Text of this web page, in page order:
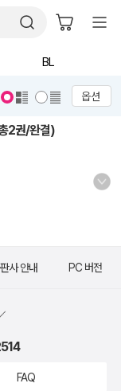
BL
옵션
2권/완결)
사 안내 PC 버전
FAQ